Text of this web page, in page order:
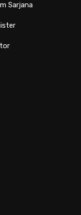
Sarjana